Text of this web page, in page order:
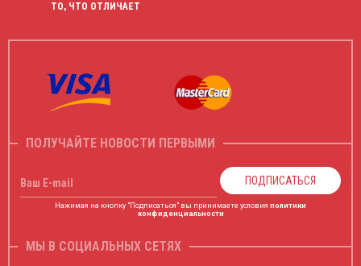
ТО, ЧТО ОТЛИЧАЕТ
ПОЛУЧАЙТЕ НОВОСТИ ПЕРВЫМИ
Ваш E-mail ПОДПИСАТЬСЯ
Нажимая на кнопку "Подписаться" вы принимаете условия политики
конфиденциальности
МЫ В СОЦИАЛЬНЫХ СЕТЯХ